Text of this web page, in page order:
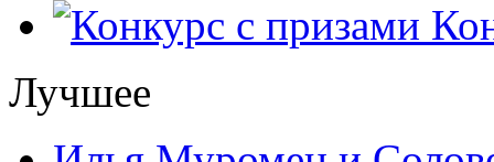
Лучшее